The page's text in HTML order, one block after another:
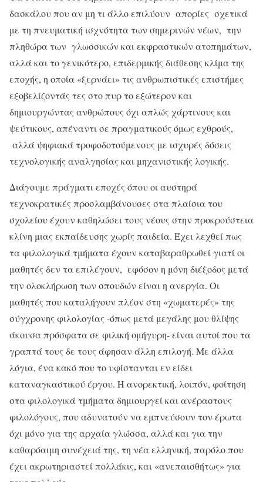
δασκάλου που αν μη τι άλλο επιλύουν απορίες σχετικά
με τη πνευματική ισχνότητα των σημερινών νέων, την
πληθώρα των γλωσσικών και εκφραστικών ατοπημάτων,
αλλά και το γενικότερο, επιδερμικής διάθεσης κλίμα της
εποχής, η οποία «ξερνάει» τις ανθρωπιστικές επιστήμες
εξοβελίζοντάς τες στο πυρ το εξώτερον και
δημιουργώντας ανθρώπους όχι απλώς χάρτινους και
ψεύτικους, απέναντι σε πραγματικούς όμως εχθρούς,
αλλά ψηφιακά τροφοδοτούμενους με ισχυρές δόσεις
τεχνολογικής αναλγησίας και μηχανιστικής λογικής.
Διάγουμε πράγματι εποχές όπου οι αυστηρά
τεχνοκρατικές προσλαμβάνουσες στα πλαίσια του
σχολείου έχουν καθηλώσει τους νέους στην προκρούστεια
κλίνη μιας εκπαίδευσης χωρίς παιδεία. Έχει λεχθεί πως
τα φιλολογικά τμήματα έχουν καταβαραθρωθεί γιατί οι
μαθητές δεν τα επιλέγουν, εφόσον η μόνη διέξοδος μετά
την ολοκλήρωση των σπουδών είναι η ανεργία. Οι
μαθητές που καταλήγουν πλέον στη «χωματερές» της
σύγχρονης φιλολογίας -όπως μετά μεγάλης μου θλίψης
άκουσα πρόσφατα σε φιλική ομήγυρη- είναι αυτοί που τα
γραπτά τους δε τους άφησαν άλλη επιλογή. Με άλλα
λόγια, ένα κακό που το υφίστανται εν είδει
καταναγκαστικού έργου. Η ανορεκτική, λοιπόν, φοίτηση
στα φιλολογικά τμήματα δημιουργεί και ανέραστους
φιλολόγους, που αδυνατούν να εμπνεύσουν τον έρωτα
όχι μόνο για της αρχαία γλώσσα, αλλά και για την
καθαρόαιμη συνέχειά της, τη νέα ελληνική, παρόλο που
έχει ακρωτηριαστεί πολλάκις, και «ανεπαισθήτως» για